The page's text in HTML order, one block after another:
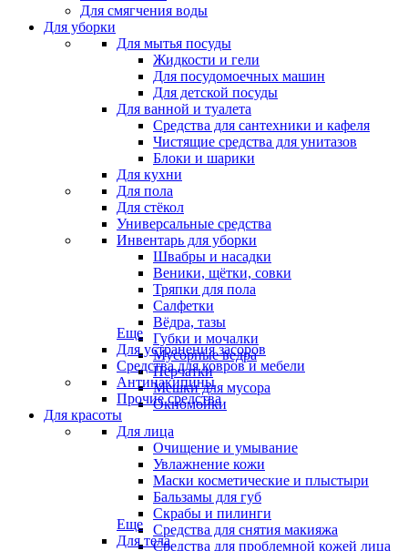
Для смягчения воды
Для уборки
Для мытья посуды
Жидкости и гели
Для посудомоечных машин
Для детской посуды
Для ванной и туалета
Средства для сантехники и кафеля
Чистящие средства для унитазов
Блоки и шарики
Для кухни
Для пола
Для стёкол
Универсальные средства
Инвентарь для уборки
Швабры и насадки
Веники, щётки, совки
Тряпки для пола
Салфетки
Вёдра, тазы
Губки и мочалки
Мусорные ведра
Перчатки
Мешки для мусора
Окномойки
Еще
Для устранения засоров
Средства для ковров и мебели
Антинакипины
Прочие средства
Для красоты
Для лица
Очищение и умывание
Увлажнение кожи
Маски косметические и плыстыри
Бальзамы для губ
Скрабы и пилинги
Средства для снятия макияжа
Средства для проблемной кожей лица
Еще
Для тела